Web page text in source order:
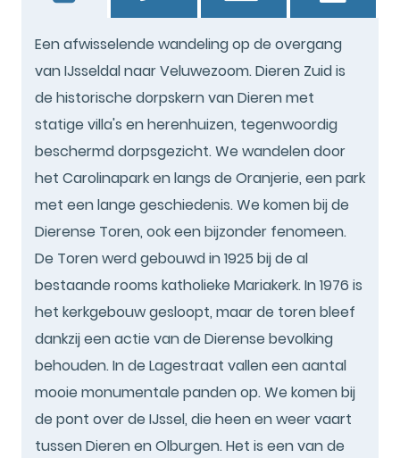
Een afwisselende wandeling op de overgang
van IJsseldal naar Veluwezoom. Dieren Zuid is
de historische dorpskern van Dieren met
statige villa's en herenhuizen, tegenwoordig
beschermd dorpsgezicht. We wandelen door
het Carolinapark en langs de Oranjerie, een park
met een lange geschiedenis. We komen bij de
Dierense Toren, ook een bijzonder fenomeen.
De Toren werd gebouwd in 1925 bij de al
bestaande rooms katholieke Mariakerk. In 1976 is
het kerkgebouw gesloopt, maar de toren bleef
dankzij een actie van de Dierense bevolking
behouden. In de Lagestraat vallen een aantal
mooie monumentale panden op. We komen bij
de pont over de IJssel, die heen en weer vaart
tussen Dieren en Olburgen. Het is een van de